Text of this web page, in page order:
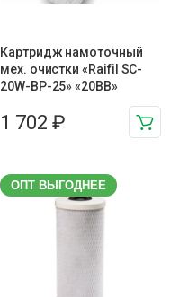
Картридж намоточный
мех. очистки «Raifil SC-
20W-BP-25» «20BB»
1 702 ₽
ОПТ ВЫГОДНЕЕ